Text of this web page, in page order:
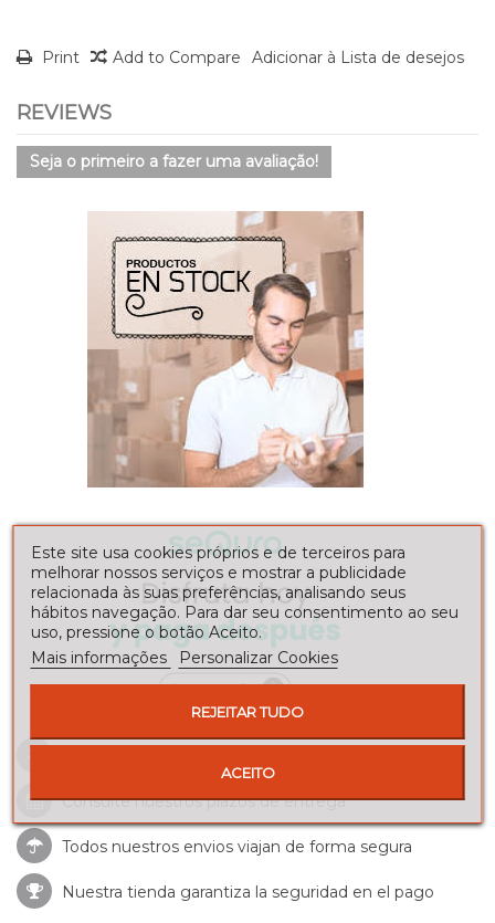
Print Add to Compare Adicionar à Lista de desejos
REVIEWS
Seja o primeiro a fazer uma avaliação!
Consulte nuestrosplazos de entrega
Todos nuestros envios viajan de forma segura
Nuestra tienda garantiza la seguridad en el pago
Este site usa cookies próprios e de terceiros para
melhorar nossos serviços e mostrar a publicidade
relacionada às suas preferências, analisando seus
hábitos navegação. Para dar seu consentimento ao seu
uso, pressione o botão Aceito.
Mais informações
Personalizar Cookies
REJEITAR TUDO
ACEITO